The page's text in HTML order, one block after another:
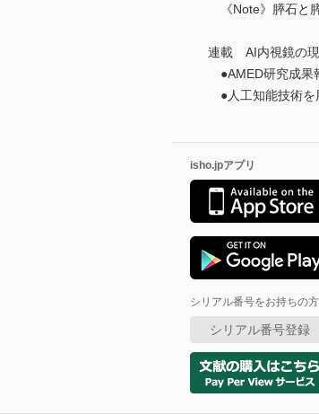
《Note》膵石と
連載 AI内視鏡の
●AMED研究成果
●人工知能技術を
isho.jpアプリ
シリアル番号をお持ちの方
シリアル番号登録